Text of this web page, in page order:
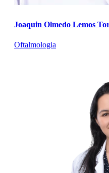
Joaquin Olmedo Lemos
Oftalmologia